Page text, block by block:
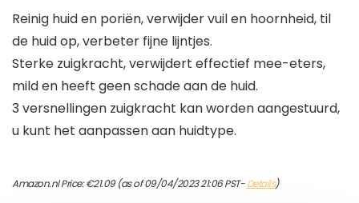
Reinig huid en poriën, verwijder vuil en hoornheid, til
de huid op, verbeter fijne lijntjes.
Sterke zuigkracht, verwijdert effectief mee-eters,
mild en heeft geen schade aan de huid.
3 versnellingen zuigkracht kan worden aangestuurd,
u kunt het aanpassen aan huidtype.
Amazon.nl Price:€21.09(as of 09/04/2023 21:06 PST-Details)